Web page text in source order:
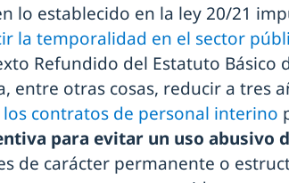
lo establecido en la ley 20/21
la temporalidad en el sector
Refundido del Estatuto Básico
entre otras cosas, reducir a tres
contratos de personal interino
para evitar un uso abusivo
de carácter permanente o